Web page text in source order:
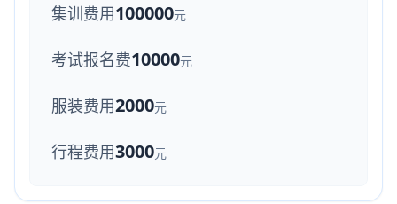
集训费用100000元
考试报名费10000元
服装费用2000元
行程费用3000元